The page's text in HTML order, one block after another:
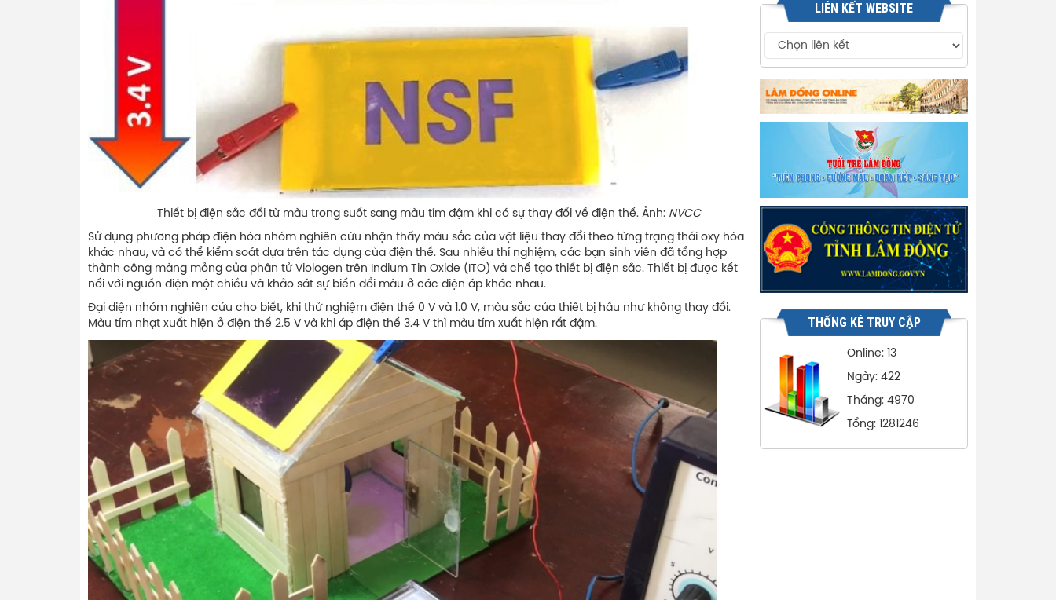
Thiết bị điện sắc đổi từ màu trong suốt sang màu tím đậm khi có sự thay đổi về điện thế. Ảnh: NVCC
Sử dụng phương pháp điện hóa nhóm nghiên cứu nhận thấy màu sắc của vật liệu thay đổi theo từng trạng thái oxy hóa
khác nhau, và có thể kiểm soát dựa trên tác dụng của điện thế. Sau nhiều thí nghiệm, các bạn sinh viên đã tổng hợp
thành công màng mỏng của phân tử Viologen trên Indium Tin Oxide (ITO) và chế tạo thiết bị điện sắc. Thiết bị được kết
nối với nguồn điện một chiều và khảo sát sự biến đổi màu ở các điện áp khác nhau.
Đại diện nhóm nghiên cứu cho biết, khi thử nghiệm điện thế 0 V và 1.0 V, màu sắc của thiết bị hầu như không thay đổi.
Màu tím nhạt xuất hiện ở điện thế 2.5 V và khi áp điện thế 3.4 V thì màu tím xuất hiện rất đậm.
LIÊN KẾT WEBSITE
THỐNG KÊ TRUY CẬP
Online: 13
Ngày: 422
Tháng: 4970
Tổng: 1281246